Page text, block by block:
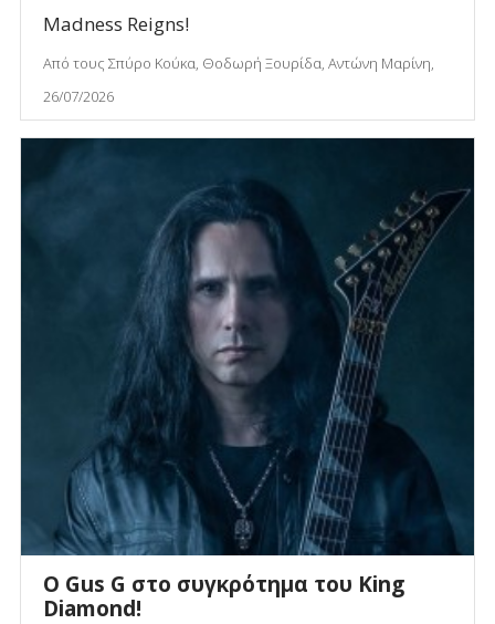
Madness Reigns!
Από τους Σπύρο Κούκα, Θοδωρή Ξουρίδα, Αντώνη Μαρίνη,
26/07/2026
O Gus G στο συγκρότημα του King
Diamond!